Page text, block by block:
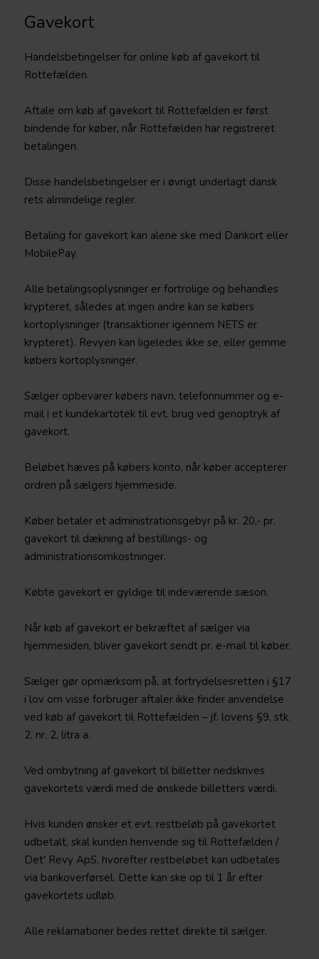
Gavekort
Handelsbetingelser for online køb af gavekort til
Rottefælden.
Aftale om køb af gavekort til Rottefælden er først
bindende for køber, når Rottefælden har registreret
betalingen.
Disse handelsbetingelser er i øvrigt underlagt dansk
rets almindelige regler.
Betaling for gavekort kan alene ske med Dankort eller
MobilePay.
Alle betalingsoplysninger er fortrolige og behandles
krypteret, således at ingen andre kan se købers
kortoplysninger (transaktioner igennem NETS er
krypteret). Revyen kan ligeledes ikke se, eller gemme
købers kortoplysninger.
Sælger opbevarer købers navn, telefonnummer og e-
mail i et kundekartotek til evt. brug ved genoptryk af
gavekort.
Beløbet hæves på købers konto, når køber accepterer
ordren på sælgers hjemmeside.
Køber betaler et administrationsgebyr på kr. 20,- pr.
gavekort til dækning af bestillings- og
administrationsomkostninger.
Købte gavekort er gyldige til indeværende sæson.
Når køb af gavekort er bekræftet af sælger via
hjemmesiden, bliver gavekort sendt pr. e-mail til køber.
Sælger gør opmærksom på, at fortrydelsesretten i §17
i lov om visse forbruger aftaler ikke finder anvendelse
ved køb af gavekort til Rottefælden – jf. lovens §9, stk.
2. nr. 2, litra a.
Ved ombytning af gavekort til billetter nedskrives
gavekortets værdi med de ønskede billetters værdi.
Hvis kunden ønsker et evt. restbeløb på gavekortet
udbetalt, skal kunden henvende sig til Rottefælden /
Det' Revy ApS, hvorefter restbeløbet kan udbetales
via bankoverførsel. Dette kan ske op til 1 år efter
gavekortets udløb.
Alle reklamationer bedes rettet direkte til sælger.